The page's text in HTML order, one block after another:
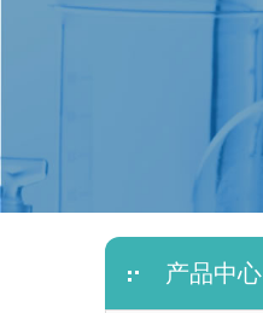
产品中心